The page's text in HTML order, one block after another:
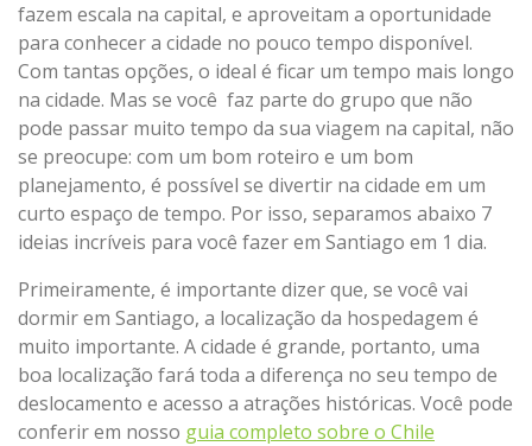
fazem escala na capital, e aproveitam a oportunidade
para conhecer a cidade no pouco tempo disponível.
Com tantas opções, o ideal é ficar um tempo mais longo
na cidade. Mas se você faz parte do grupo que não
pode passar muito tempo da sua viagem na capital, não
se preocupe: com um bom roteiro e um bom
planejamento, é possível se divertir na cidade em um
curto espaço de tempo. Por isso, separamos abaixo 7
ideias incríveis para você fazer em Santiago em 1 dia.
Primeiramente, é importante dizer que, se você vai
dormir em Santiago, a localização da hospedagem é
muito importante. A cidade é grande, portanto, uma
boa localização fará toda a diferença no seu tempo de
deslocamento e acesso a atrações históricas. Você pode
conferir em nosso guia completo sobre o Chile